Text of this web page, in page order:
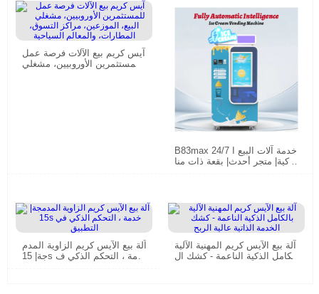
آيس كريم بيع الآلات فرصة عمل
للمستثمرين الأوروبيين، مشغلي
B83max 24/7 خدمة آلات البيع ا
لذكية| متجر أحدث| بقعة ذات منا
آلة بيع الآيس كريم الزاوية المدم
جة| 15s خدمة ، التحكم الذكي ف
آلة بيع الآيس كريم المهنية الآلية
بالكامل الذكية الناعمة - كشك ال